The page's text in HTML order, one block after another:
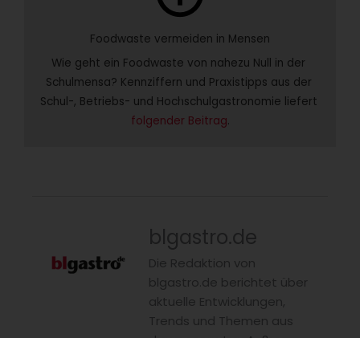
Foodwaste vermeiden in Mensen
Wie geht ein Foodwaste von nahezu Null in der
Schulmensa? Kennziffern und Praxistipps aus der
folgender Beitrag.
blgastro.de
Die Redaktion von
blgastro.de berichtet über
aktuelle Entwicklungen,
Trends und Themen aus